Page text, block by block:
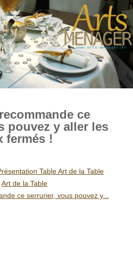
ce
pouvez y aller les
fermés !
Table Art de la Table
Art de la Table
ce serrurier, vous pouvez y...